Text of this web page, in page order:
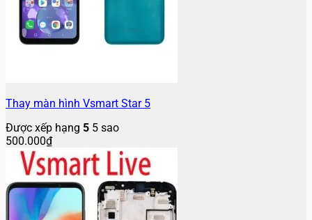
Thay màn hình Vsmart Star 5
Được xếp hạng 5 5 sao
500.000₫